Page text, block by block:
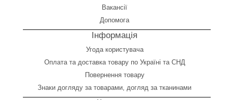
Вакансії
Допомога
Інформація
Угода користувача
Оплата та доставка товару по Україні та СНД
Повернення товару
Знаки догляду за товарами, догляд за тканинами